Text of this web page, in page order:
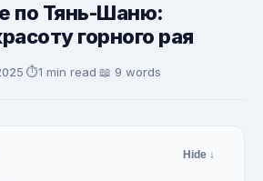
по Тянь-Шаню:
горного рая
·⏱️1 min read·📖 9 words
Hide ↓